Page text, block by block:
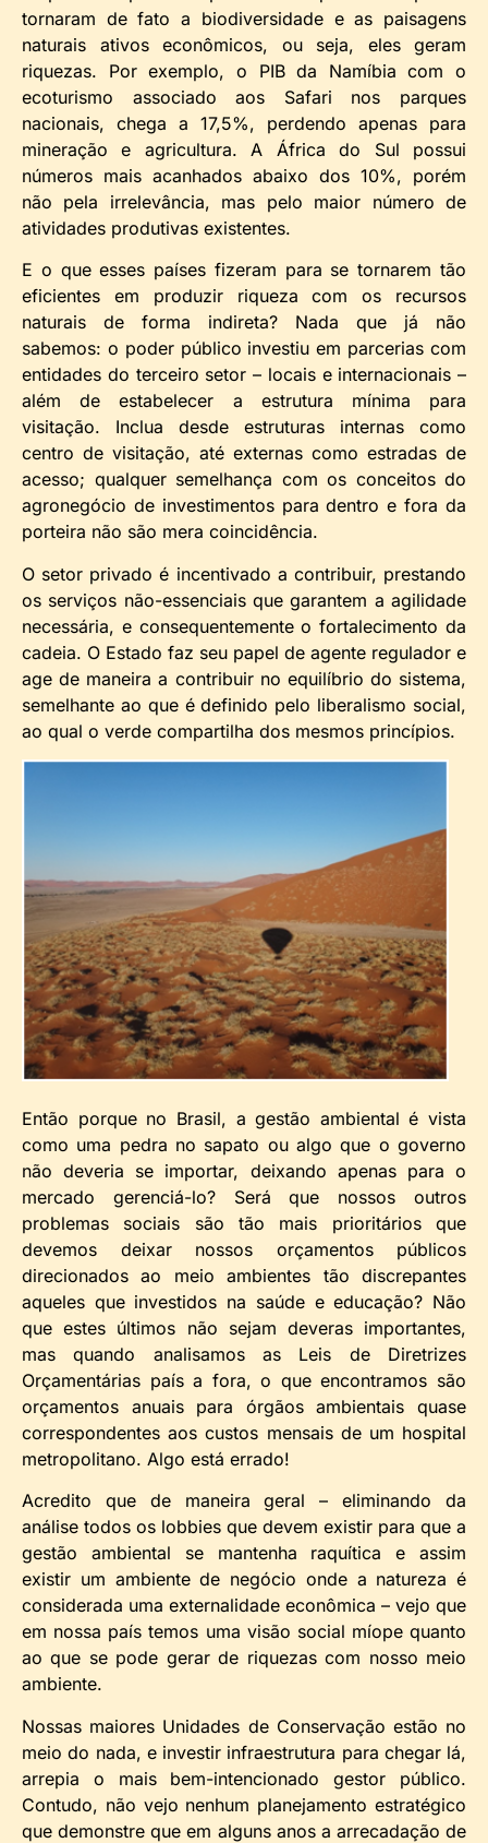
tornaram de fato a biodiversidade e as paisagens
naturais ativos econômicos, ou seja, eles geram
riquezas. Por exemplo, o PIB da Namíbia com o
ecoturismo associado aos Safari nos parques
nacionais, chega a 17,5%, perdendo apenas para
mineração e agricultura. A África do Sul possui
números mais acanhados abaixo dos 10%, porém
não pela irrelevância, mas pelo maior número de
atividades produtivas existentes.
E o que esses países fizeram para se tornarem tão
eficientes em produzir riqueza com os recursos
naturais de forma indireta? Nada que já não
sabemos: o poder público investiu em parcerias com
entidades do terceiro setor – locais e internacionais –
além de estabelecer a estrutura mínima para
visitação. Inclua desde estruturas internas como
centro de visitação, até externas como estradas de
acesso; qualquer semelhança com os conceitos do
agronegócio de investimentos para dentro e fora da
porteira não são mera coincidência.
O setor privado é incentivado a contribuir, prestando
os serviços não-essenciais que garantem a agilidade
necessária, e consequentemente o fortalecimento da
cadeia. O Estado faz seu papel de agente regulador e
age de maneira a contribuir no equilíbrio do sistema,
semelhante ao que é definido pelo liberalismo social,
ao qual o verde compartilha dos mesmos princípios.
Então porque no Brasil, a gestão ambiental é vista
como uma pedra no sapato ou algo que o governo
não deveria se importar, deixando apenas para o
mercado gerenciá-lo? Será que nossos outros
problemas sociais são tão mais prioritários que
devemos deixar nossos orçamentos públicos
direcionados ao meio ambientes tão discrepantes
aqueles que investidos na saúde e educação? Não
que estes últimos não sejam deveras importantes,
mas quando analisamos as Leis de Diretrizes
Orçamentárias país a fora, o que encontramos são
orçamentos anuais para órgãos ambientais quase
correspondentes aos custos mensais de um hospital
metropolitano. Algo está errado!
Acredito que de maneira geral – eliminando da
análise todos os lobbies que devem existir para que a
gestão ambiental se mantenha raquítica e assim
existir um ambiente de negócio onde a natureza é
considerada uma externalidade econômica – vejo que
em nossa país temos uma visão social míope quanto
ao que se pode gerar de riquezas com nosso meio
ambiente.
Nossas maiores Unidades de Conservação estão no
meio do nada, e investir infraestrutura para chegar lá,
arrepia o mais bem-intencionado gestor público.
Contudo, não vejo nenhum planejamento estratégico
que demonstre que em alguns anos a arrecadação de